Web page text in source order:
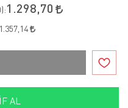
):1.298,70
1.357,14
AL